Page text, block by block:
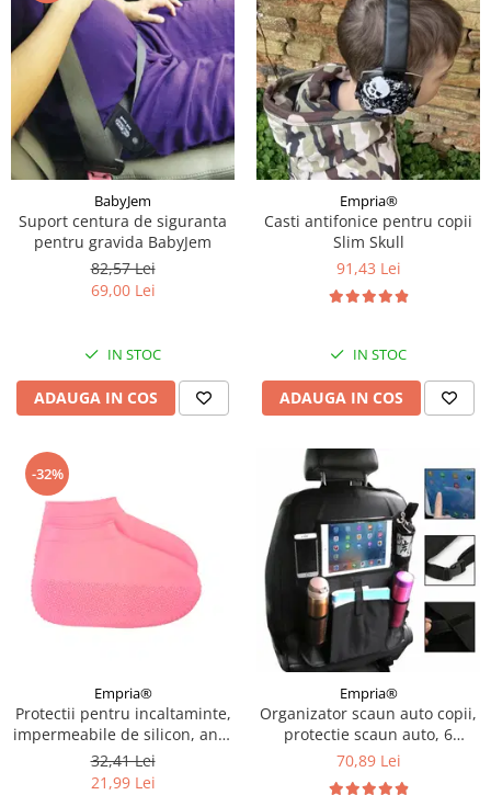
BabyJem
Suport centura de siguranta
pentru gravida BabyJem
82,57 Lei
69,00 Lei
IN STOC
ADAUGA IN COS
Empria®
Casti antifonice pentru copii
Slim Skull
91,43 Lei
IN STOC
ADAUGA IN COS
-32%
Empria®
Protectii pentru incaltaminte,
impermeabile de silicon, anti-
alunecare, Empria, marime S
30 - 34, Diverse culori
32,41 Lei
21,99 Lei
Empria®
Organizator scaun auto copii,
protectie scaun auto, 6
buzunare, 60x42 cm, Empria,
70,89 Lei